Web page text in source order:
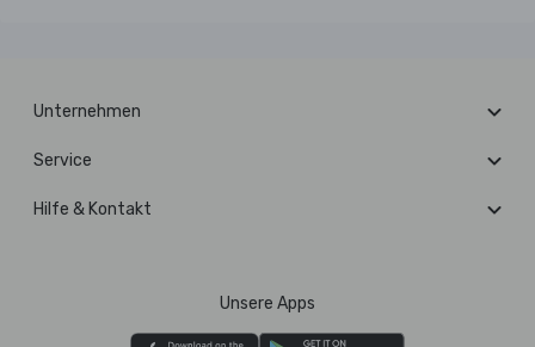
Unternehmen
Service
Hilfe & Kontakt
Unsere Apps